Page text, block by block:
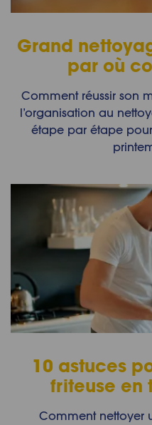
Grand
par où
Comment réussir son
l’organisation au
étape par étape
10 astuces
friteuse en
Comment nettoyer